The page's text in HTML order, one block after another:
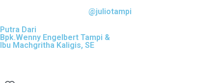
@juliotampi
Putra Dari
Bpk.Wenny Engelbert Tampi &
Ibu Machgritha Kaligis, SE